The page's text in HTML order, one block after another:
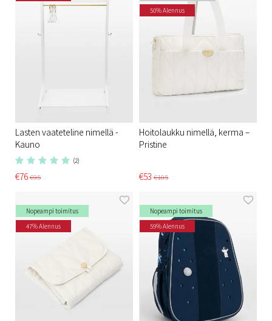
Lasten vaateteline nimellä -
Kauno
(2)
€76€95
50% Alennus
Hoitolaukku nimellä, kerma –
Pristine
€53 €105
Nopeampi toimitus
47% Alennus
Nopeampi toimitus
59% Alennus